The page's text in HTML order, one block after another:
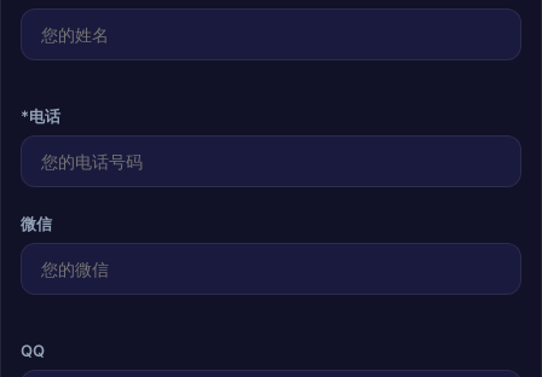
*电话
微信
QQ